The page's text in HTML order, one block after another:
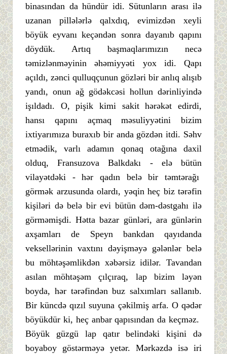
binasından da hündür idi. Sütunların arası ilə
uzanan pillələrlə qalxdıq, evimizdən xeyli
böyük eyvanı keçəndən sonra dayanıb qapını
döydük. Artıq başmaqlarımızın necə
təmizlənməyinin əhəmiyyəti yox idi. Qapı
açıldı, zənci qulluqçunun gözləri bir anlıq alışıb
yandı, onun ağ gödəkcəsi hollun dərinliyində
işıldadı. O, pişik kimi sakit hərəkət edirdi,
hansı qapını açmaq məsuliyyətini bizim
ixtiyarımıza buraxıb bir anda gözdən itdi. Səhv
etmədik, varlı adamın qonaq otağına daxil
olduq, Fransuzova Balkdakı - elə bütün
vilayətdəki - hər qadın belə bir təmtərağı
görmək arzusunda olardı, yəqin heç biz tərəfin
kişiləri də belə bir evi bütün dəm-dəstgahı ilə
görməmişdi. Hətta bazar günləri, ara günlərin
axşamları de Speyn bankdan qayıdanda
veksellərinin vaxtını dəyişməyə gələnlər belə
bu möhtəşəmlikdən xəbərsiz idilər. Tavandan
asılan möhtəşəm çılçıraq, lap bizim ləyən
boyda, hər tərəfindən buz salxımları sallanıb.
Bir küncdə qızıl suyuna çəkilmiş arfa. O qədər
böyükdür ki, heç anbar qapısından da keçməz.
Böyük güzgü lap qatır belindəki kişini də
boyaboy göstərməyə yetər. Mərkəzdə isə iri